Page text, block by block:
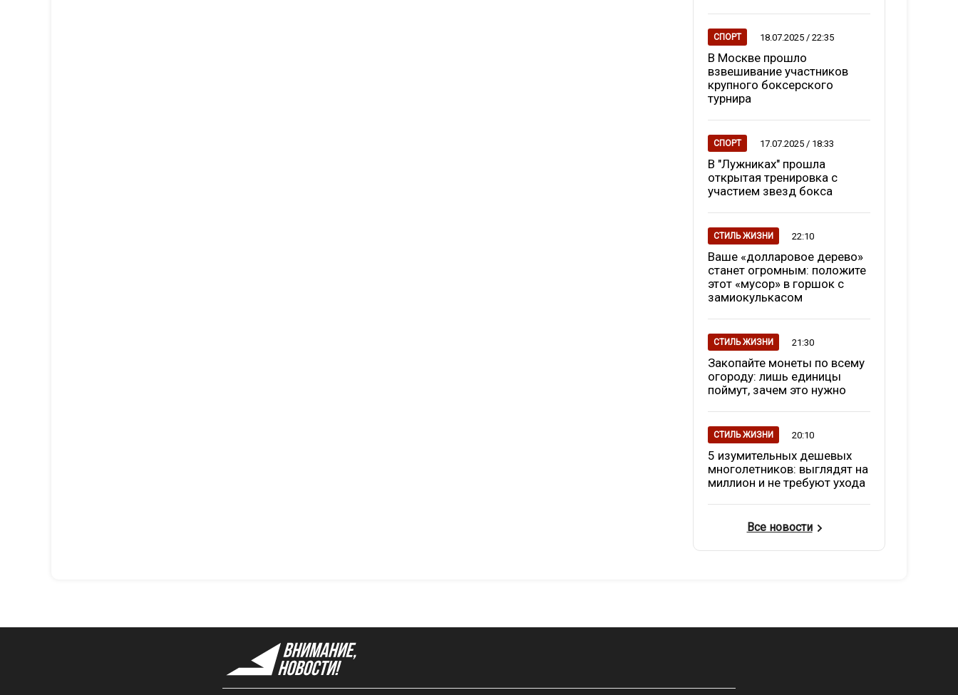
СПОРТ 18.07.2025 / 22:35
В Москве прошло
взвешивание участников
крупного боксерского
турнира
СПОРТ 17.07.2025 / 18:33
В "Лужниках" прошла
открытая тренировка с
участием звезд бокса
СТИЛЬ ЖИЗНИ 22:10
Ваше «долларовое дерево»
станет огромным: положите
этот «мусор» в горшок с
замиокулькасом
СТИЛЬ ЖИЗНИ 21:30
Закопайте монеты по всему
огороду: лишь единицы
поймут, зачем это нужно
СТИЛЬ ЖИЗНИ 20:10
5 изумительных дешевых
многолетников: выглядят на
миллион и не требуют ухода
Все новости